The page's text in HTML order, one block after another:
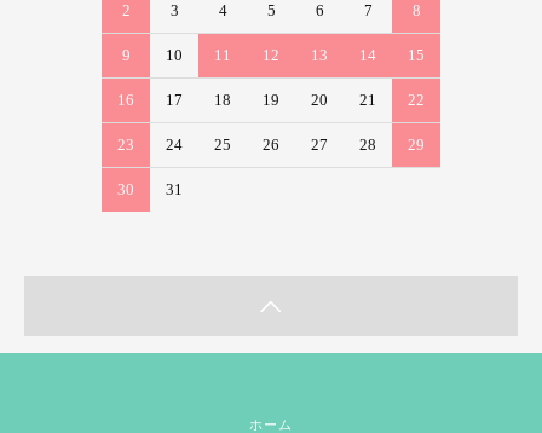
2 3 4 5 6 7 8
9 10 11 12 13 14 15
16 17 18 19 20 21 22
23 24 25 26 27 28 29
30 31
ホーム